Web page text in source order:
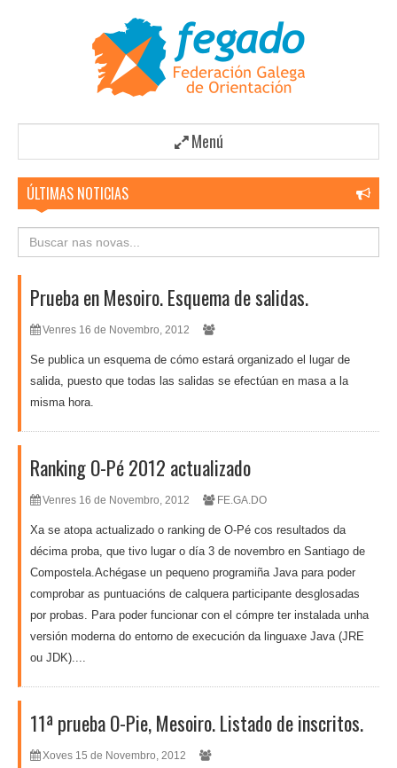
Menú
ÚLTIMAS NOTICIAS
Prueba en Mesoiro. Esquema de salidas.
Venres 16 de Novembro, 2012
Se publica un esquema de cómo estará organizado el lugar de
salida, puesto que todas las salidas se efectúan en masa a la
misma hora.
Ranking O-Pé 2012 actualizado
Venres 16 de Novembro, 2012 FE.GA.DO
Xa se atopa actualizado o ranking de O-Pé cos resultados da
décima proba, que tivo lugar o día 3 de novembro en Santiago de
Compostela.Achégase un pequeno programiña Java para poder
comprobar as puntuacións de calquera participante desglosadas
por probas. Para poder funcionar con el cómpre ter instalada unha
versión moderna do entorno de execución da linguaxe Java (JRE
ou JDK)....
11ª prueba O-Pie, Mesoiro. Listado de inscritos.
Xoves 15 de Novembro, 2012